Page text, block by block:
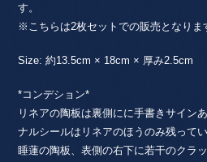
す。
※こちらは2枚セットでの販売となりま
Size: 約13.5cm × 18cm × 厚み2.5cm
*コンデション*
リネアの陶板は裏側にに手書きサイン
ナルシールはリネアのほうのみ残ってい
睡蓮の陶板、表側の右下に若干のクラ